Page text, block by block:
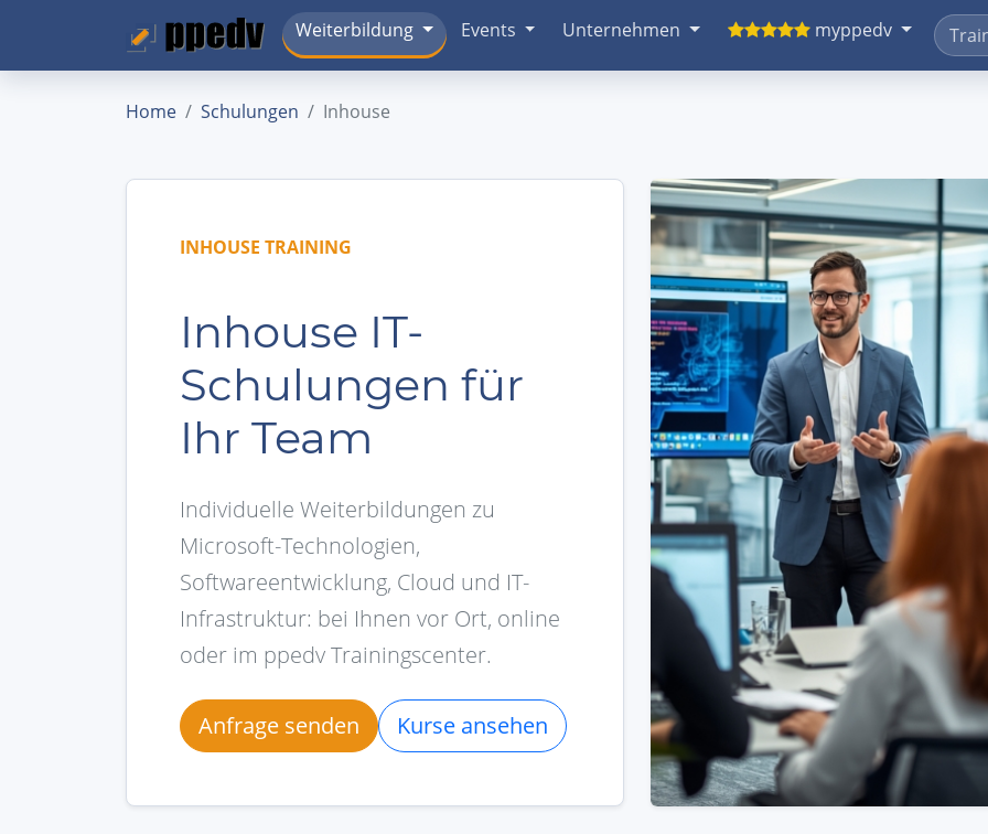
Weiterbildung Events Unternehmen myppedv
Home Schulungen Inhouse
INHOUSE TRAINING
Inhouse IT-
Schulungen für
Ihr Team
Individuelle Weiterbildungen zu
Microsoft-Technologien,
Softwareentwicklung, Cloud und IT-
Infrastruktur: bei Ihnen vor Ort, online
oder im ppedv Trainingscenter.
Anfrage senden Kurse ansehen